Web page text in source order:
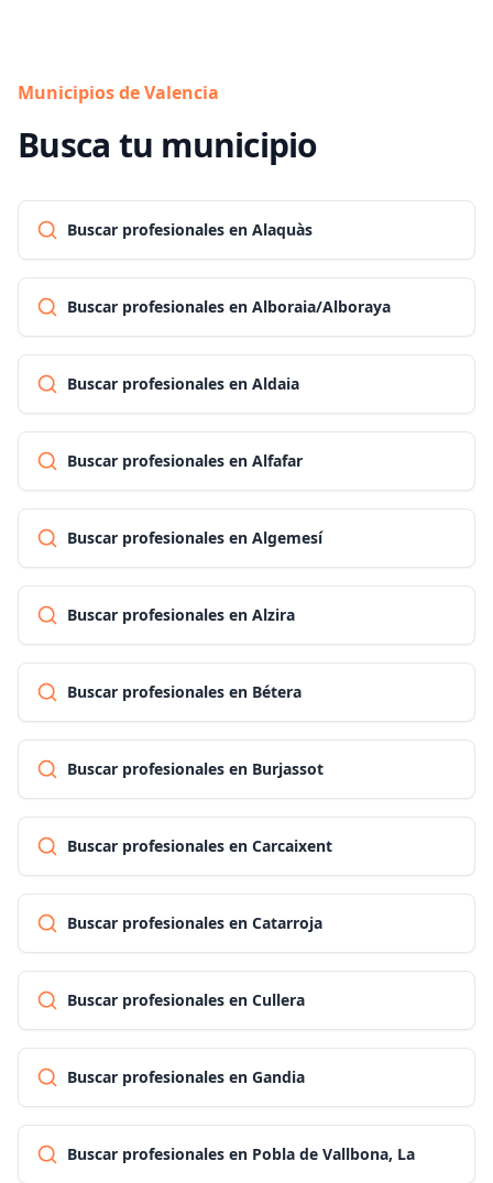
Municipios de Valencia
Busca tu municipio
Buscar profesionales en Alaquàs
Buscar profesionales en Alboraia/Alboraya
Buscar profesionales en Aldaia
Buscar profesionales en Alfafar
Buscar profesionales en Algemesí
Buscar profesionales en Alzira
Buscar profesionales en Bétera
Buscar profesionales en Burjassot
Buscar profesionales en Carcaixent
Buscar profesionales en Catarroja
Buscar profesionales en Cullera
Buscar profesionales en Gandia
Buscar profesionales en Pobla de Vallbona, La